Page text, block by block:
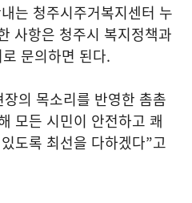
는 청주시주거복지센터 누
사항은 청주시 복지정책과
문의하면 된다.
의 목소리를 반영한 촘촘
모든 시민이 안전하고 쾌
도록 최선을 다하겠다”고